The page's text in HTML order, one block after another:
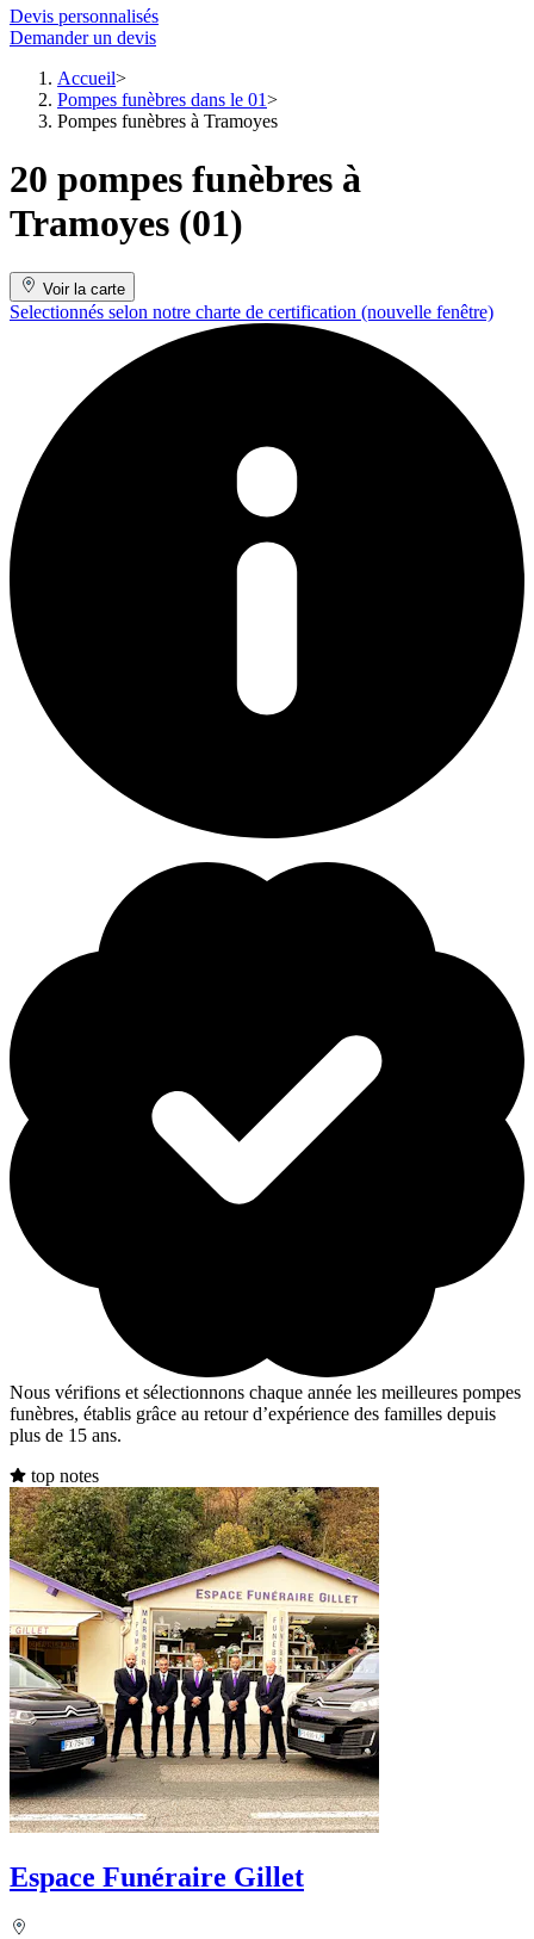
Devis personnalisés
Demander un devis
Accueil
Pompes funèbres dans le 01
Pompes funèbres à Tramoyes
20 pompes funèbres à
Tramoyes (01)
Voir la carte
Selectionnés selon notre charte de certification (nouvelle fenêtre)
Nous vérifions et sélectionnons chaque année les meilleures pompes
funèbres, établis grâce au retour d’expérience des familles depuis
plus de 15 ans.
top notes
Espace Funéraire Gillet